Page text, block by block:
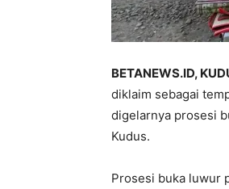
BETANEWS.ID,
diklaim sebagai
digelarnya prosesi
Kudus.
Prosesi buka luwur